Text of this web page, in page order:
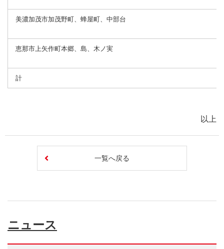
美濃加茂市加茂野町、蜂屋町、中部台
恵那市上矢作町本郷、島、木ノ実
計
以上
一覧へ戻る
ニュース